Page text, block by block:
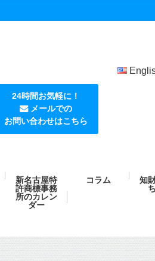
24時間お気軽に！
メールでの
お問い合わせはこちら
新名古屋特
許商標事務
所のカレン
ダー
コラム
知